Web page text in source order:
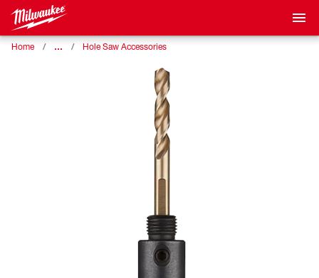
Home … Hole Saw Accessories